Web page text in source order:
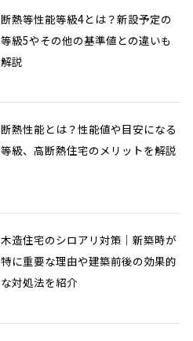
断熱等性能等級4とは？新設予定の
等級5やその他の基準値との違いも
解説
断熱性能とは？性能値や目安になる
等級、高断熱住宅のメリットを解説
木造住宅のシロアリ対策｜新築時が
特に重要な理由や建築前後の効果的
な対処法を紹介